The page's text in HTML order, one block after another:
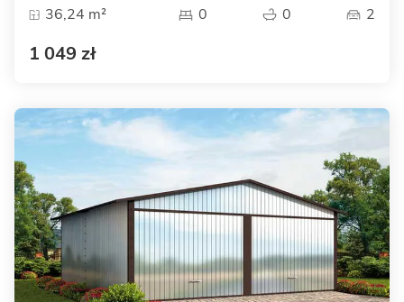
36,24 m²
0 0 2
1 049 zł